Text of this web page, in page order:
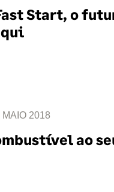
Start, o
MAIO 2018
ao